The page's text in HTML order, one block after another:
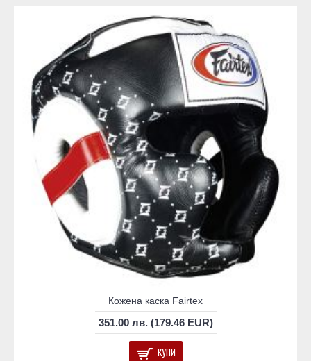
Кожена каска Fairtex
351.00 лв. (179.46 EUR)
КУПИ